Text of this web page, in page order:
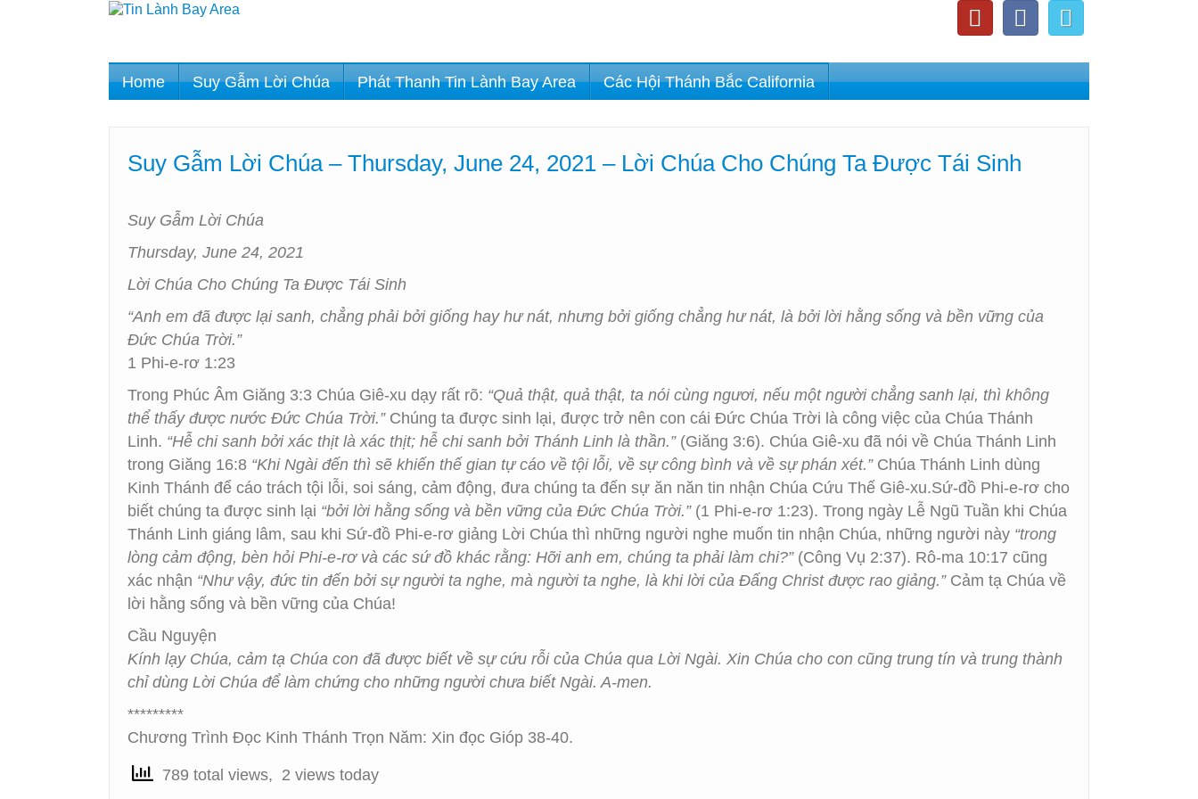
Home Suy Gẫm Lời Chúa Phát Thanh Tin Lành Bay Area Các Hội Thánh Bắc California
Suy Gẫm Lời Chúa – Thursday, June 24, 2021 – Lời Chúa Cho Chúng Ta Được Tái Sinh
Suy Gẫm Lời Chúa
Thursday, June 24, 2021
Lời Chúa Cho Chúng Ta Được Tái Sinh
“Anh em đã được lại sanh, chẳng phải bởi giống hay hư nát, nhưng bởi giống chẳng hư nát, là bởi lời hằng sống và bền vững của
Đức Chúa Trời.”
1 Phi-e-rơ 1:23
Trong Phúc Âm Giăng 3:3 Chúa Giê-xu dạy rất rõ: “Quả thật, quả thật, ta nói cùng ngươi, nếu một người chẳng sanh lại, thì không
thể thấy được nước Đức Chúa Trời.”Chúng ta được sinh lại, được trở nên con cái Đức Chúa Trời là công việc của Chúa Thánh
Linh. “Hễ chi sanh bởi xác thịt là xác thịt; hễ chi sanh bởi Thánh Linh là thần.”(Giăng 3:6). Chúa Giê-xu đã nói về Chúa Thánh Linh
trong Giăng 16:8 “Khi Ngài đến thì sẽ khiến thế gian tự cáo về tội lỗi, về sự công bình và về sự phán xét.” Chúa Thánh Linh dùng
Kinh Thánh để cáo trách tội lỗi, soi sáng, cảm động, đưa chúng ta đến sự ăn năn tin nhận Chúa Cứu Thế Giê-xu.Sứ-đồ Phi-e-rơ cho
biết chúng ta được sinh lại “bởi lời hằng sống và bền vững của Đức Chúa Trời.”(1 Phi-e-rơ 1:23). Trong ngày Lễ Ngũ Tuần khi Chúa
Thánh Linh giáng lâm, sau khi Sứ-đồ Phi-e-rơ giảng Lời Chúa thì những người nghe muốn tin nhận Chúa, những người này “trong
lòng cảm động, bèn hỏi Phi-e-rơ và các sứ đồ khác rằng: Hỡi anh em, chúng ta phải làm chi?”(Công Vụ 2:37). Rô-ma 10:17 cũng
xác nhận “Như vậy, đức tin đến bởi sự người ta nghe, mà người ta nghe, là khi lời của Đấng Christ được rao giảng.” Cảm tạ Chúa về
lời hằng sống và bền vững của Chúa!
Cầu Nguyện
Kính lạy Chúa, cảm tạ Chúa con đã được biết về sự cứu rỗi của Chúa qua Lời Ngài. Xin Chúa cho con cũng trung tín và trung thành
chỉ dùng Lời Chúa để làm chứng cho những người chưa biết Ngài. A-men.
*********
Chương Trình Đọc Kinh Thánh Trọn Năm: Xin đọc Gióp 38-40.
789 total views, 2 views today